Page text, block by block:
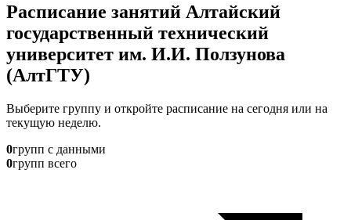
Расписание занятий Алтайский
государственный технический
университет им. И.И. Ползунова
(АлтГТУ)
Выберите группу и откройте расписание на сегодня или на
текущую неделю.
0групп с данными
0групп всего